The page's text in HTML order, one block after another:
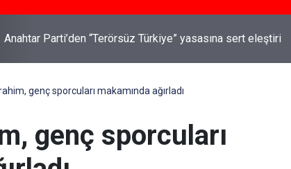
Anahtar Parti’den “Terörsüz Türkiye” yasasına sert eleştiri
genç sporcuları makamında ağırladı
genç sporcuları